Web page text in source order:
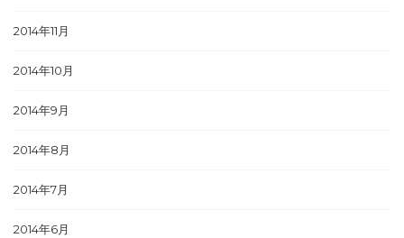
2014年11月
2014年10月
2014年9月
2014年8月
2014年7月
2014年6月